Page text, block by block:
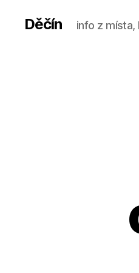
Děčín info z místa,